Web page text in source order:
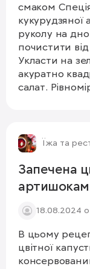
смаком
кукурудзяної або
руколу на
почистити
Укласти на
акуратно
салат.
Їжа та
Запечена
18.08.2024 о
В цьому
цвітної